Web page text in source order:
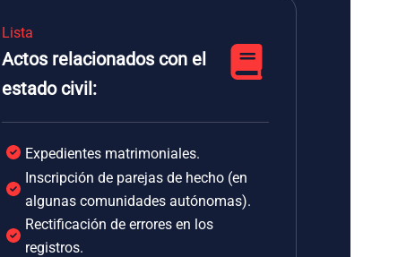
Lista
Actos relacionados con el
estado civil:
Expedientes matrimoniales.
Inscripción de parejas de hecho (en
algunas comunidades autónomas).
Rectificación de errores en los
registros.